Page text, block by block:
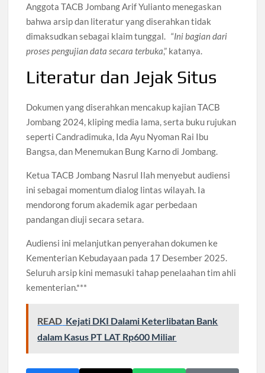
Anggota TACB Jombang Arif Yulianto menegaskan
bahwa arsip dan literatur yang diserahkan tidak
dimaksudkan sebagai klaim tunggal. “Ini bagian dari
proses pengujian data secara terbuka,” katanya.
Literatur dan Jejak Situs
Dokumen yang diserahkan mencakup kajian TACB
Jombang 2024, kliping media lama, serta buku rujukan
seperti Candradimuka, Ida Ayu Nyoman Rai Ibu
Bangsa, dan Menemukan Bung Karno di Jombang.
Ketua TACB Jombang Nasrul Ilah menyebut audiensi
ini sebagai momentum dialog lintas wilayah. Ia
mendorong forum akademik agar perbedaan
pandangan diuji secara setara.
Audiensi ini melanjutkan penyerahan dokumen ke
Kementerian Kebudayaan pada 17 Desember 2025.
Seluruh arsip kini memasuki tahap penelaahan tim ahli
kementerian.***
READ Kejati DKI Dalami Keterlibatan Bank
dalam Kasus PT LAT Rp600 Miliar